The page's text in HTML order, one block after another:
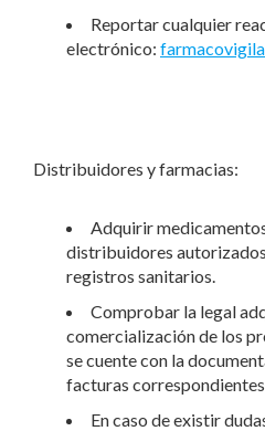
Reportar cualquier
electrónico:
Distribuidores y farmacias:
Adquirir
distribuidores
registros sanitarios.
Comprobar la legal
comercialización de los
se cuente con la
facturas
En caso de existir